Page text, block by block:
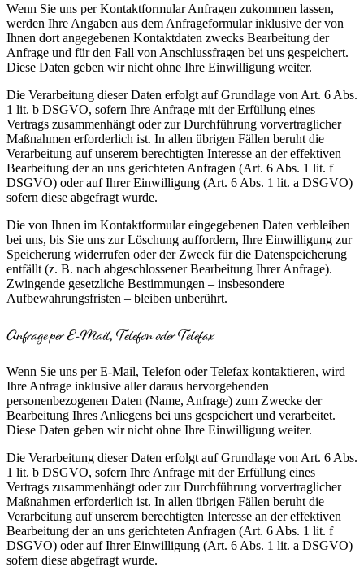
Wenn Sie uns per Kontaktformular Anfragen zukommen lassen,
werden Ihre Angaben aus dem Anfrageformular inklusive der von
Ihnen dort angegebenen Kontaktdaten zwecks Bearbeitung der
Anfrage und für den Fall von Anschlussfragen bei uns gespeichert.
Diese Daten geben wir nicht ohne Ihre Einwilligung weiter.
Die Verarbeitung dieser Daten erfolgt auf Grundlage von Art. 6 Abs.
1 lit. b DSGVO, sofern Ihre Anfrage mit der Erfüllung eines
Vertrags zusammenhängt oder zur Durchführung vorvertraglicher
Maßnahmen erforderlich ist. In allen übrigen Fällen beruht die
Verarbeitung auf unserem berechtigten Interesse an der effektiven
Bearbeitung der an uns gerichteten Anfragen (Art. 6 Abs. 1 lit. f
DSGVO) oder auf Ihrer Einwilligung (Art. 6 Abs. 1 lit. a DSGVO)
sofern diese abgefragt wurde.
Die von Ihnen im Kontaktformular eingegebenen Daten verbleiben
bei uns, bis Sie uns zur Löschung auffordern, Ihre Einwilligung zur
Speicherung widerrufen oder der Zweck für die Datenspeicherung
entfällt (z. B. nach abgeschlossener Bearbeitung Ihrer Anfrage).
Zwingende gesetzliche Bestimmungen – insbesondere
Aufbewahrungsfristen – bleiben unberührt.
Anfrage per E-Mail, Telefon oder Telefax
Wenn Sie uns per E-Mail, Telefon oder Telefax kontaktieren, wird
Ihre Anfrage inklusive aller daraus hervorgehenden
personenbezogenen Daten (Name, Anfrage) zum Zwecke der
Bearbeitung Ihres Anliegens bei uns gespeichert und verarbeitet.
Diese Daten geben wir nicht ohne Ihre Einwilligung weiter.
Die Verarbeitung dieser Daten erfolgt auf Grundlage von Art. 6 Abs.
1 lit. b DSGVO, sofern Ihre Anfrage mit der Erfüllung eines
Vertrags zusammenhängt oder zur Durchführung vorvertraglicher
Maßnahmen erforderlich ist. In allen übrigen Fällen beruht die
Verarbeitung auf unserem berechtigten Interesse an der effektiven
Bearbeitung der an uns gerichteten Anfragen (Art. 6 Abs. 1 lit. f
DSGVO) oder auf Ihrer Einwilligung (Art. 6 Abs. 1 lit. a DSGVO)
sofern diese abgefragt wurde.